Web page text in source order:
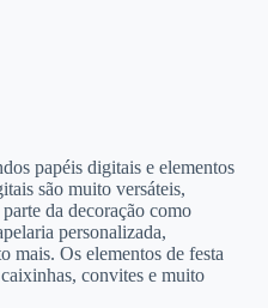
papéis digitais e elementos
são muito versáteis,
da decoração como
personalizada,
mais. Os elementos de festa
convites e muito